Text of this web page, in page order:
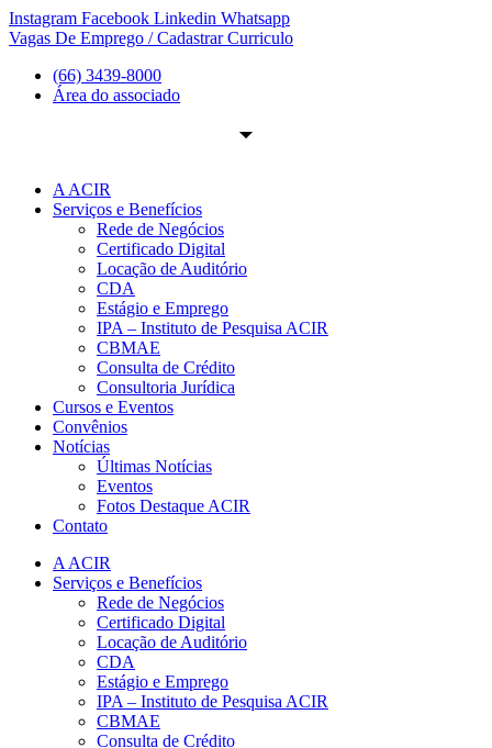
Ir
para
conteúdo
Instagram Facebook Linkedin Whatsapp
Vagas De Emprego / Cadastrar Curriculo
(66) 3439-8000
Área do associado
A ACIR
Serviços e Benefícios
Rede de Negócios
Certificado Digital
Locação de Auditório
CDA
Estágio e Emprego
IPA – Instituto de Pesquisa ACIR
CBMAE
Consulta de Crédito
Consultoria Jurídica
Cursos e Eventos
Convênios
Notícias
Últimas Notícias
Eventos
Fotos Destaque ACIR
Contato
A ACIR
Serviços e Benefícios
Rede de Negócios
Certificado Digital
Locação de Auditório
CDA
Estágio e Emprego
IPA – Instituto de Pesquisa ACIR
CBMAE
Consulta de Crédito